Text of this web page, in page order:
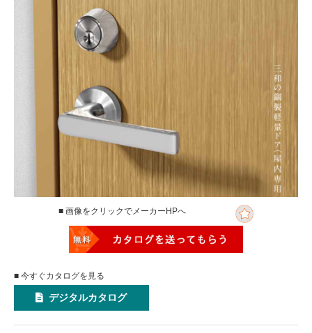
■ 画像をクリックでメーカーHPへ
■ 今すぐカタログを見る
デジタルカタログ